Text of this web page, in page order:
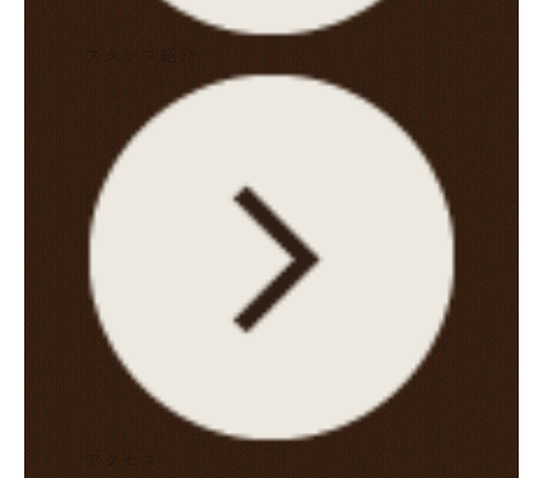
スタッフ紹介
アクセス